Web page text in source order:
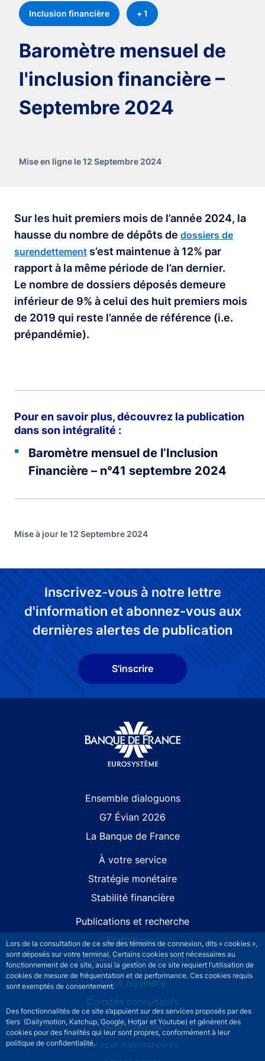
Lors de la consultation de ce site des témoins de connexion, dits « cookies »,
sont déposés sur votre terminal. Certains cookies sont nécessaires au
fonctionnement de ce site, aussi la gestion de ce site requiert l’utilisation de
cookies de mesure de fréquentation et de performance. Ces cookies requis
sont exemptés de consentement.
Des fonctionnalités de ce site s’appuient sur des services proposés par des
tiers (Dailymotion, Katchup, Google, Hotjar et Youtube) et génèrent des
cookies pour des finalités qui leur sont propres, conformément à leur
politique de confidentialité.
Inclusion financière + 1
Baromètre mensuel de
l'inclusion financière –
Septembre 2024
Mise en ligne le 12 Septembre 2024
Sur les huit premiers mois de l’année 2024, la
hausse du nombre de dépôts de dossiers de
surendettement s’est maintenue à 12% par
rapport à la même période de l’an dernier.
Le nombre de dossiers déposés demeure
inférieur de 9% à celui des huit premiers mois
de 2019 qui reste l’année de référence (i.e.
prépandémie).
Pour en savoir plus, découvrez la publication
dans son intégralité :
Baromètre mensuel de l’Inclusion
Financière – n°41 septembre 2024
Mise à jour le 12 Septembre 2024
Inscrivez-vous à notre lettre
d'information et abonnez-vous aux
dernières alertes de publication
S'inscrire
Ensemble dialoguons
G7 Évian 2026
La Banque de France
À votre service
Stratégie monétaire
Stabilité financière
Publications et recherche
Statistiques
Actualités et événements
Nous rejoindre
Comités consultatifs
Footer secondary menuNous contacter
Sourds et malentendants